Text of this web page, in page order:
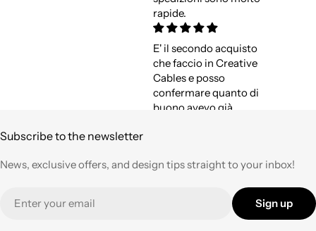
rapide.
E' il secondo acquisto
che faccio in Creative
Cables e posso
confermare quanto di
buono avevo già
velocità nell'evasione
prezzo corretto !
Tornerò su questo
Subscribe to the newsletter
News, exclusive offers, and design tips straight to your inbox!
Sign up